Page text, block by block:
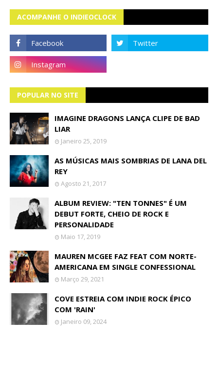
ACOMPANHE O INDIEOCLOCK
POPULAR NO SITE
IMAGINE DRAGONS LANÇA CLIPE DE BAD
LIAR
Janeiro 25, 2019
AS MÚSICAS MAIS SOMBRIAS DE LANA DEL
REY
Agosto 21, 2017
ALBUM REVIEW: "TEN TONNES" É UM
DEBUT FORTE, CHEIO DE ROCK E
PERSONALIDADE
Maio 17, 2019
MAUREN MCGEE FAZ FEAT COM NORTE-
AMERICANA EM SINGLE CONFESSIONAL
Março 29, 2021
COVE ESTREIA COM INDIE ROCK ÉPICO
COM 'RAIN'
Janeiro 09, 2024